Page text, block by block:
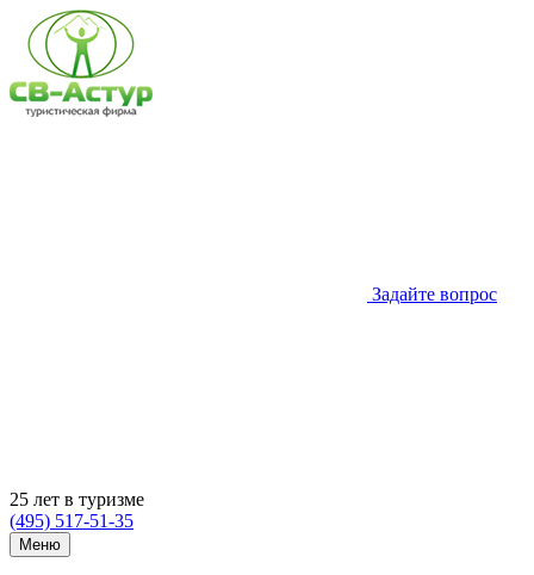
Задайте вопрос
25 лет в туризме
(495) 517-51-35
Меню